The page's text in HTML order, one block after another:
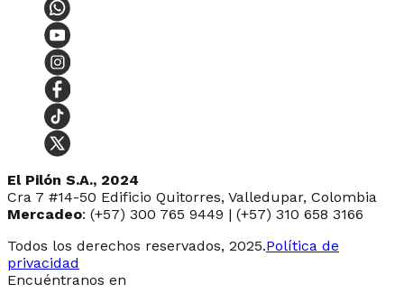
El Pilón S.A., 2024
Cra 7 #14-50 Edificio Quitorres, Valledupar, Colombia
Mercadeo: (+57) 300 765 9449 | (+57) 310 658 3166
Todos los derechos reservados, 2025.Política de
privacidad
Encuéntranos en